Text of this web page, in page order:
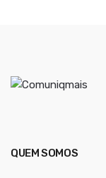
QUEM SOMOS